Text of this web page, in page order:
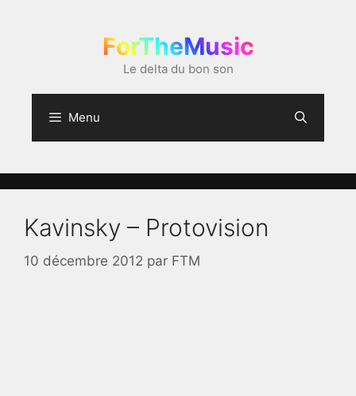
ForTheMusic
Le delta du bon son
Menu
Kavinsky – Protovision
10 décembre 2012 par FTM